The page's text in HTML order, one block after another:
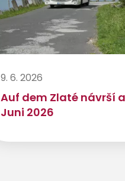
9. 6. 2026
Auf dem Zlaté návrší
Juni 2026